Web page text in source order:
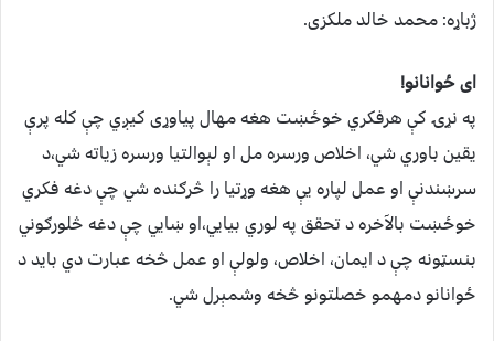
ژباړه: محمد خالد ملکزی.
ای ځوانانو!
په نړۍ کې هرفکري خوځښت هغه مهال پیاوړی کیږي چې کله پرې
یقین باوري شي، اخلاص ورسره مل او لېوالتیا ورسره زیاته شي،د
سرښندنې او عمل لپاره يې هغه وړتیا را څرګنده شي چې دغه فکري
خوځښت بالآخره د تحقق په لوري بیايي،او ښايي چې دغه څلورګوني
بنسټونه چې د ایمان، اخلاص، ولولې او عمل څخه عبارت دي باید د
ځوانانو دمهمو خصلتونو څخه وشمېرل شي.